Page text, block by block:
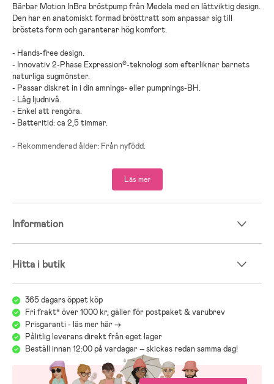
Bärbar Motion InBra bröstpump från Medela med en lättviktig design.
Den har en anatomiskt formad brösttratt som anpassar sig till
bröstets form och garanterar hög komfort.
- Hands-free design.
- Innovativ 2-Phase Expression®-teknologi som efterliknar barnets
naturliga sugmönster.
- Passar diskret in i din amnings- eller pumpnings-BH.
- Låg ljudnivå.
- Enkel att rengöra.
- Batteritid: ca 2,5 timmar.
- Rekommenderad ålder: Från nyfödd.
- Polypropen, termoplast, silikon.Läs mer
Information
Hitta i butik
365 dagars öppet köp
Fri frakt* över 1000 kr, gäller för postpaket & varubrev
Prisgaranti - läs mer här ->
Pålitlig leverans direkt från eget lager
Beställ innan 12:00 på vardagar – skickas redan samma dag!